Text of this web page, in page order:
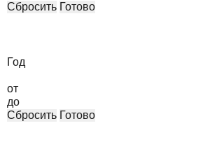
Сбросить Готово
Год
от
до
Сбросить Готово